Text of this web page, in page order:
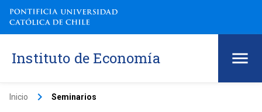
Instituto de Economía
Inicio keyboard_arrow_right Seminarios